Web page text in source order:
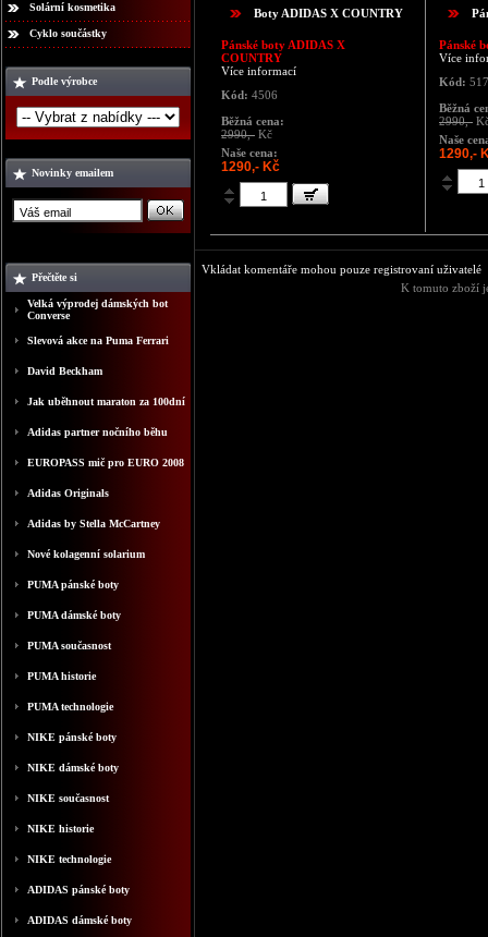
Solární kosmetika
Cyklo součástky
Podle výrobce
Novinky emailem
Přečtěte si
Velká výprodej dámských bot
Converse
Slevová akce na Puma Ferrari
David Beckham
Jak uběhnout maraton za 100dní
Adidas partner nočního běhu
EUROPASS mič pro EURO 2008
Adidas Originals
Adidas by Stella McCartney
Nové kolagenní solarium
PUMA pánské boty
PUMA dámské boty
PUMA současnost
PUMA historie
PUMA technologie
NIKE pánské boty
NIKE dámské boty
NIKE současnost
NIKE historie
NIKE technologie
ADIDAS pánské boty
ADIDAS dámské boty
Boty ADIDAS X COUNTRY
Pánské boty ADIDAS X
COUNTRY
Více informací
Kód: 4506
Běžná cena:
2990,- Kč
Naše cena:
1290,- Kč
Pánské
Více
Kód:
Běžná
2990,-
Naše
1290,-
Vkládat komentáře mohou pouze registrovaní uživatelé
K tomuto zboží